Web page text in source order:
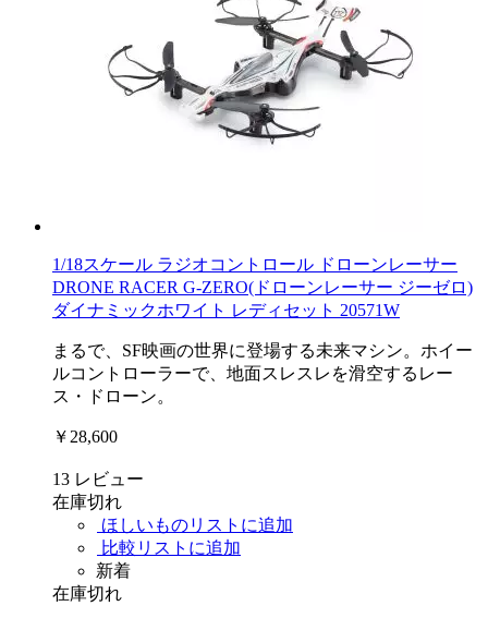
1/18スケール ラジオコントロール ドローンレーサー
DRONE RACER G-ZERO(ドローンレーサー ジーゼロ)
ダイナミックホワイト レディセット 20571W
まるで、SF映画の世界に登場する未来マシン。ホイー
ルコントローラーで、地面スレスレを滑空するレー
ス・ドローン。
￥28,600
13 レビュー
在庫切れ
ほしいものリストに追加
比較リストに追加
新着
在庫切れ